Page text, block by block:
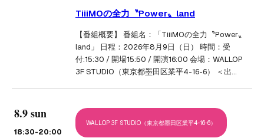
TiiiMOの全力〝Power〟land
【番組概要】 番組名：「TiiiMOの全力〝Power〟
land」 日程：2026年8月9日（日） 時間：受
付:15:30 / 開場15:50 / 開演16:00 会場：WALLOP
3F STUDIO（東京都墨田区業平4-16-6） ＜出…
8.9 sun
18:30-20:00
WALLOP 3F STUDIO（東京都墨田区業平4-16-6）